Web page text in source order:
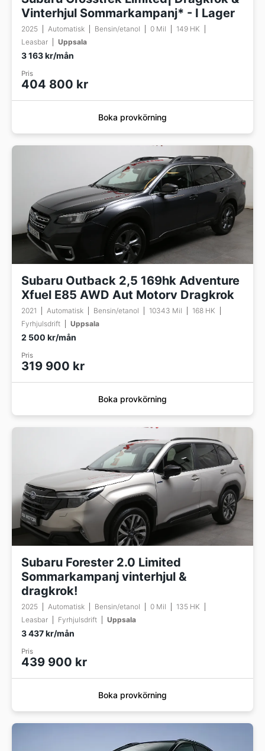
Vinterhjul Sommarkampanj* - I Lager
2025 Automatisk Bensin/etanol 0 Mil
149 HK
Leasbar
Uppsala
3 163 kr/mån
Pris
404 800 kr
Boka provkörning
Subaru Outback 2,5 169hk Adventure
Xfuel E85 AWD Aut Motorv Dragkrok
2021 Automatisk Bensin/etanol 10343 Mil
168 HK
Fyrhjulsdrift
Uppsala
2 500 kr/mån
Pris
319 900 kr
Boka provkörning
Subaru Forester 2.0 Limited
Sommarkampanj vinterhjul &
dragkrok!
2025 Automatisk Bensin/etanol 0 Mil
135 HK
Leasbar
Fyrhjulsdrift Uppsala
3 437 kr/mån
Pris
439 900 kr
Boka provkörning